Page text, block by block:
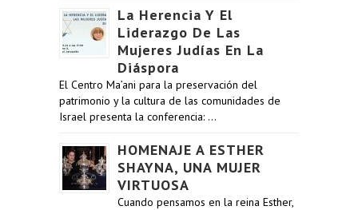
La Herencia Y El
Liderazgo De Las
Mujeres Judías En La
Diáspora
El Centro Ma’ani para la preservación del
patrimonio y la cultura de las comunidades de
Israel presenta la conferencia: …
HOMENAJE A ESTHER
SHAYNA, UNA MUJER
VIRTUOSA
Cuando pensamos en la reina Esther,